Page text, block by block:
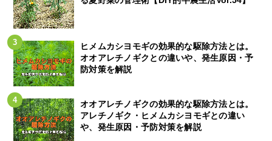
ヒメムカシヨモギの効果的な駆除方法とは。
オオアレチノギクとの違いや、発生原因・予
防対策を解説
オオアレチノギクの効果的な駆除方法とは。
アレチノギク・ヒメムカシヨモギとの違い
や、発生原因・予防対策を解説